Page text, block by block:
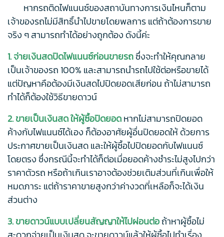
หากรถติดไฟแนนซ์ของสถาบันทางการเงินไหนก็ตาม
เจ้าของรถไม่มีสิทธิ์นำไปขายโดยพลการ แต่ถ้าต้องการขาย
จริง ๆ สามารถทำได้อย่างถูกต้อง ดังนี้ค่ะ
1. จ่ายเงินสดปิดไฟแนนซ์ก่อนขายรถซึ่งจะทำให้คุณกลาย
เป็นเจ้าของรถ 100% และสามารถนำรถไปใช้ต่อหรือขายได้
แต่ปัญหาคือต้องมีเงินสดไปปิดยอดเสียก่อน ถ้าไม่สามารถ
ทำได้ก็ต้องใช้วิธีขายดาวน์
2. ขายเป็นเงินสด ให้ผู้ซื้อปิดยอดหากไม่สามารถปิดยอด
ค้างกับไฟแนนซ์ได้เอง ก็ต้องอาศัยผู้อื่นปิดยอดให้ ด้วยการ
ประกาศขายเป็นเงินสด และให้ผู้ซื้อไปปิดยอดกับไฟแนนซ์
โดยตรง ซึ่งกรณีนี้จะทำได้ก็ต่อเมื่อยอดค้างชำระไม่สูงไปกว่า
ราคาตัวรถ หรือถ้าเกินเราอาจต้องช่วยเติมส่วนที่เกินเพื่อให้
หมดภาระ แต่ถ้าราคาขายสูงกว่าค่างวดที่เหลือก็จะได้เงิน
ส่วนต่าง
3. ขายดาวน์แบบเปลี่ยนสัญญาให้ไปผ่อนต่อถ้าหาผู้ซื้อไม่